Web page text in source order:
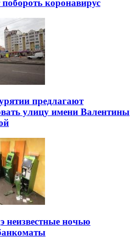
коронавирус
предлагают
улицу имени Валентины
неизвестные ночью